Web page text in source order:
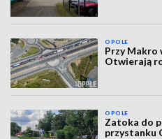
OPOLE
Przy Makro
Otwierają
OPOLE
Zatoka do
przystanku